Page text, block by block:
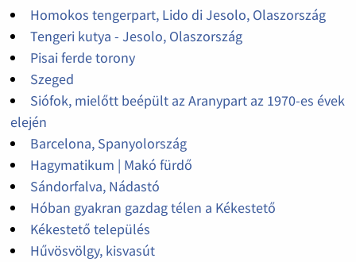
Homokos tengerpart, Lido di Jesolo, Olaszország
Tengeri kutya - Jesolo, Olaszország
Pisai ferde torony
Szeged
Siófok, mielőtt beépült az Aranypart az 1970-es évek
elején
Barcelona, Spanyolország
Hagymatikum | Makó fürdő
Sándorfalva, Nádastó
Hóban gyakran gazdag télen a Kékestető
Kékestető település
Hűvösvölgy, kisvasút